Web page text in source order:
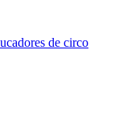
de circo